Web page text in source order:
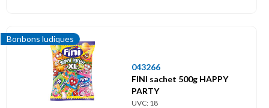
Bonbons ludiques
043266
FINI sachet 500g HAPPY
PARTY
UVC: 18